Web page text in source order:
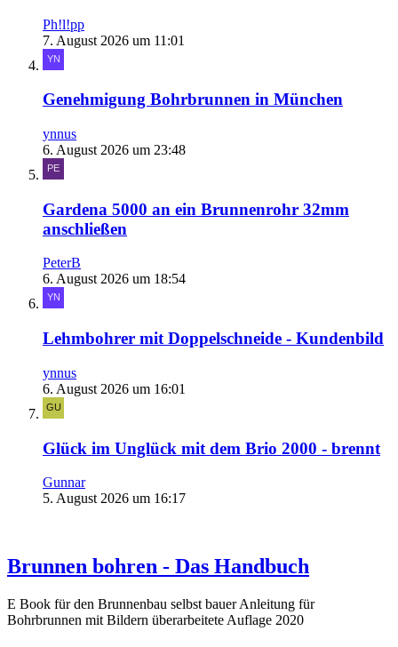
Ph!l!pp
7. August 2026 um 11:01
Genehmigung Bohrbrunnen in München
ynnus
6. August 2026 um 23:48
Gardena 5000 an ein Brunnenrohr 32mm
anschließen
PeterB
6. August 2026 um 18:54
Lehmbohrer mit Doppelschneide - Kundenbild
ynnus
6. August 2026 um 16:01
Glück im Unglück mit dem Brio 2000 - brennt
Gunnar
5. August 2026 um 16:17
Brunnen bohren - Das Handbuch
E Book für den Brunnenbau selbst bauer Anleitung für
Bohrbrunnen mit Bildern überarbeitete Auflage 2020